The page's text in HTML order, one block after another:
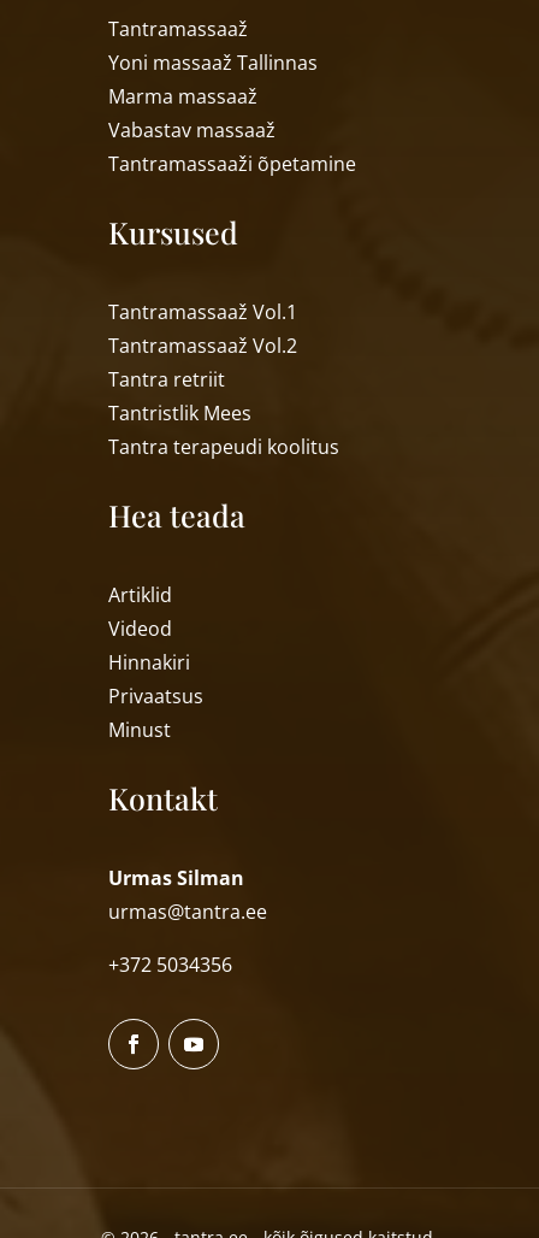
Tantramassaaž
Yoni massaaž Tallinnas
Marma massaaž
Vabastav massaaž
Tantramassaaži õpetamine
Kursused
Tantramassaaž Vol.1
Tantramassaaž Vol.2
Tantra retriit
Tantristlik Mees
Tantra terapeudi koolitus
Hea teada
Artiklid
Videod
Hinnakiri
Privaatsus
Minust
Kontakt
Urmas Silman
urmas@tantra.ee
+372 5034356